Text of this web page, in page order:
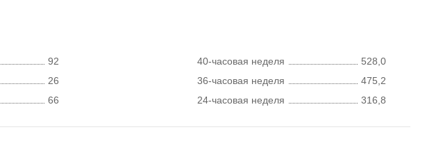
92
26
66
40-часовая неделя
528,0
36-часовая неделя
475,2
24-часовая неделя
316,8